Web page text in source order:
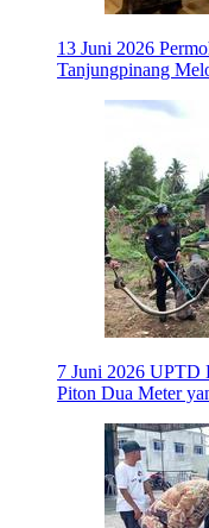
13 Juni 2026
Tanjungpinang
7 Juni 2026 UPTD
Piton Dua Meter